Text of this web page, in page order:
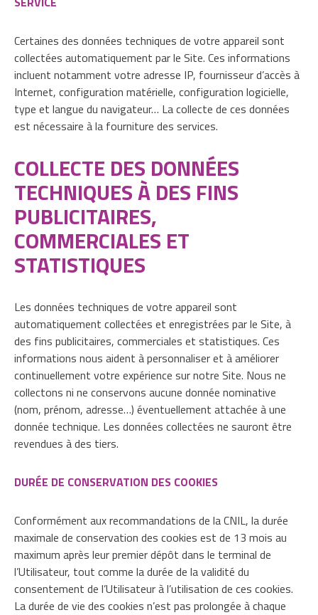
Certaines des données techniques de votre appareil sont
collectées automatiquement par le Site. Ces informations
incluent notamment votre adresse IP, fournisseur d’accès à
Internet, configuration matérielle, configuration logicielle,
type et langue du navigateur… La collecte de ces données
est nécessaire à la fourniture des services.
COLLECTE DES DONNÉES
TECHNIQUES À DES FINS
PUBLICITAIRES,
COMMERCIALES ET
STATISTIQUES
Les données techniques de votre appareil sont
automatiquement collectées et enregistrées par le Site, à
des fins publicitaires, commerciales et statistiques. Ces
informations nous aident à personnaliser et à améliorer
continuellement votre expérience sur notre Site. Nous ne
collectons ni ne conservons aucune donnée nominative
(nom, prénom, adresse…) éventuellement attachée à une
donnée technique. Les données collectées ne sauront être
revendues à des tiers.
DURÉE DE CONSERVATION DES COOKIES
Conformément aux recommandations de la CNIL, la durée
maximale de conservation des cookies est de 13 mois au
maximum après leur premier dépôt dans le terminal de
l’Utilisateur, tout comme la durée de la validité du
consentement de l’Utilisateur à l’utilisation de ces cookies.
La durée de vie des cookies n’est pas prolongée à chaque